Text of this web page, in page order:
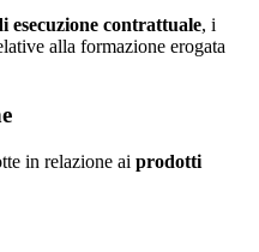
esecuzione contrattuale, i
alla formazione erogata
in relazione ai prodotti